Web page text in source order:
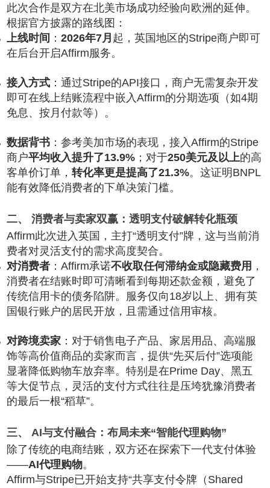
此次合作是双方在北美市场成功经验向欧洲的延伸。
根据官方披露的路线图：
上线时间 ：2026年7月 起，英国地区的Stripe商户即可
在后台开启Affirm服务。
接入方式 ：通过Stripe的API接口，商户无需复杂开发
即可在线上结账流程中嵌入Affirm的分期选项（如4期
免息、按月付款等）。
数据背书 ：参考美加市场的表现，接入Affirm的Stripe
商户平均收入提升了13.9% ；对于250美元及以上的高
客单价订单，转化率更是提高了21.3%。这证明BNPL
能有效降低消费者的下单决策门槛。
二、 消费者与卖家双赢：透明支付破解转化瓶颈
Affirm此次进入英国，主打“透明支付”牌，这与当前消
费者对灵活支付的需求高度契合。
对消费者 ：Affirm承诺不收取任何滞纳金或隐藏费用 ，
消费者在结账时即可清晰看到每期还款金额，避免了
传统信用卡的债务陷阱。服务仅向18岁以上、拥有英
国银行账户的居民开放，且需通过信用审核。
对跨境卖家 ：对于销售电子产品、家居用品、高端服
饰等高价值商品的卖家而言，提供“先买后付”选项能
显著降低购物车放弃率。特别是在Prime Day、黑五
等大促节点，灵活的支付方式往往是压垮犹豫消费者
的最后一根“稻草”。
三、 AI与支付融合：布局未来“智能代理购物”
除了传统的电商结账，双方还在探索下一代支付体验
——AI代理购物。
Affirm与Stripe已开始支持“共享支付令牌（Shared